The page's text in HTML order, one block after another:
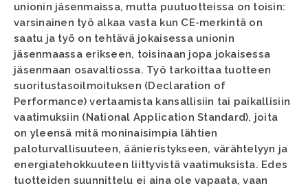
unionin jäsenmaissa, mutta puutuotteissa on toisin:
varsinainen työ alkaa vasta kun CE-merkintä on
saatu ja työ on tehtävä jokaisessa unionin
jäsenmaassa erikseen, toisinaan jopa jokaisessa
jäsenmaan osavaltiossa. Työ tarkoittaa tuotteen
suoritustasoilmoituksen (Declaration of
Performance) vertaamista kansallisiin tai paikallisiin
vaatimuksiin (National Application Standard), joita
on yleensä mitä moninaisimpia lähtien
paloturvallisuuteen, äänieristykseen, värähtelyyn ja
energiatehokkuuteen liittyvistä vaatimuksista. Edes
tuotteiden suunnittelu ei aina ole vapaata, vaan